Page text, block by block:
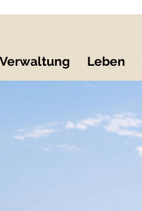
Verwaltung Leben